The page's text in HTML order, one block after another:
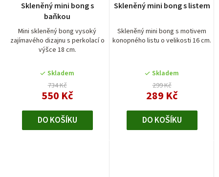
Skleněný mini bong s
baňkou
Mini skleněný bong vysoký
zajímavého dizajnu s perkolací o
výšce 18 cm.
Skladem
734 Kč
550 Kč
DO KOŠÍKU
Skleněný mini bong s listem
Skleněný mini bong s motivem
konopného listu o velikosti 16 cm.
Skladem
299 Kč
289 Kč
DO KOŠÍKU